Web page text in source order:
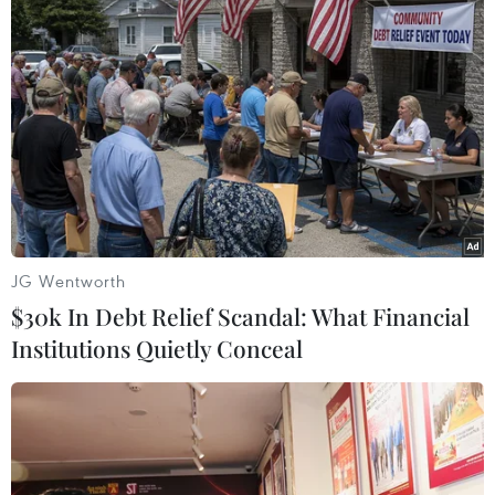
khỏi thị trường xuất khẩu là do giá mua từ các
khách hàng truyền thống của doanh nghiệp đưa
ra mức giá quá thấp so với giá thành sản xuất.
Đóng gói gạo xuất khẩu tại nhà máy của Công ty Lương thực
Thạo Sơn. (Ảnh: Công Mạo/TTXVN)
Ngoài ra, nhiều thị trường truyền thống gia tăng
rào cản kỹ thuật, yêu cầu chất lượng cao hơn,
JG Wentworth
$30k In Debt Relief Scandal: What Financial
Institutions Quietly Conceal